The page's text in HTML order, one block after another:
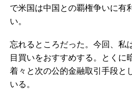
で米国は中国との覇権争いに有
い。
忘れるところだった。今回、私
目買いをおすすめする。とくに
着々と次の公的金融取引手段と
いる。